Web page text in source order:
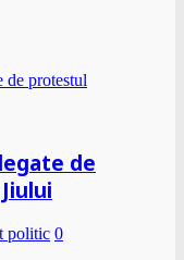
de
politic 0